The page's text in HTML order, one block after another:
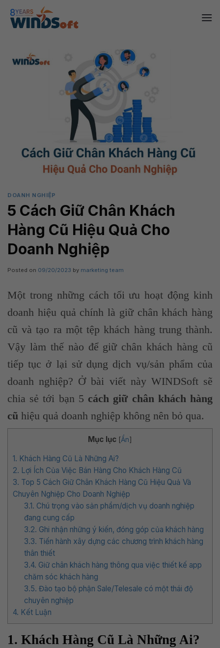
content
DOANH NGHIỆP
5 Cách Giữ Chân Khách
Hàng Cũ Hiệu Quả Cho
Doanh Nghiệp
Posted on 09/20/2023 by marketing team
Một trong những cách tối ưu hoạt động kinh
doanh hiệu quả chính là giữ chân khách hàng
cũ và tạo ra một tệp khách hàng trung thành.
Vậy làm thế nào để giữ chân khách hàng cũ
tiếp tục ở lại sử dụng dịch vụ/sản phẩm của
doanh nghiệp? Ở bài viết này WINDSoft sẽ
chia sẻ tới bạn 5 cách giữ chân khách hàng
cũ hiệu quả doanh nghiệp không nên bỏ qua.
Mục lục [Ẩn]
1. Khách Hàng Cũ Là Những Ai?
2. Lợi Ích Của Việc Bán Hàng Cho Khách Hàng Cũ
3. Top 5 Cách Giữ Chân Khách Hàng Cũ Hiệu Quả Và
Chuyên Nghiệp Cho Doanh Nghiệp
3.1. Chú trọng vào sản phẩm/dịch vụ doanh nghiệp
đang cung cấp
3.2. Ghi nhận những ý kiến, đóng góp của khách hàng
3.3. Tiến hành xây dựng các chương trình khách hàng
thân thiết
3.4. Giữ chân khách hàng thông qua việc thiết kế app
chăm sóc khách hàng
3.5. Đào tạo bộ phận Sale/Telesale có một thái độ
chuyên nghiệp
4. Kết Luận
1. Khách Hàng Cũ Là Những Ai?